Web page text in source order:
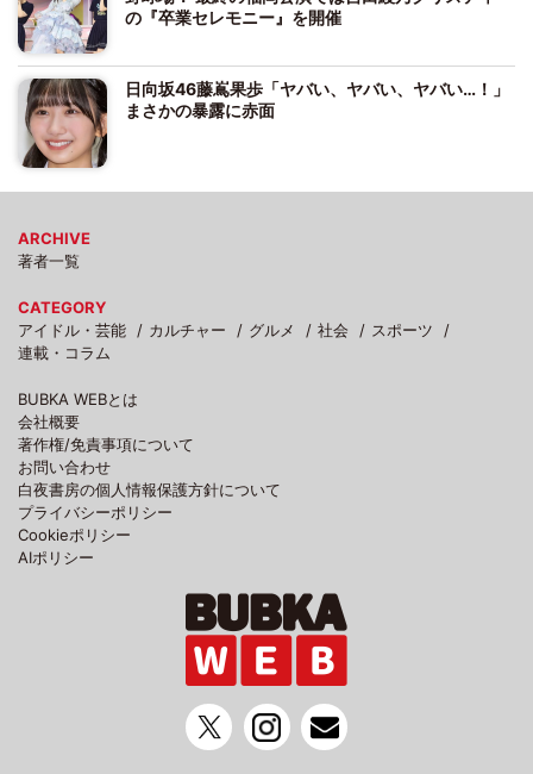
の『卒業セレモニー』を開催
日向坂46藤嶌果歩「ヤバい、ヤバい、ヤバい…！」
まさかの暴露に赤面
ARCHIVE
著者一覧
CATEGORY
アイドル・芸能
カルチャー グルメ 社会
スポーツ
連載・コラム
BUBKA WEBとは
会社概要
著作権/免責事項について
お問い合わせ
白夜書房の個人情報保護方針について
プライバシーポリシー
Cookieポリシー
AIポリシー